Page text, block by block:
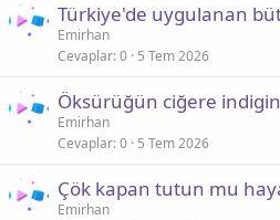
Türkiye'de uygulanan
Emirhan
Cevaplar 0 5 Tem 2026
Öksürüğün ciğere
Emirhan
Cevaplar 0 5 Tem 2026
Çök kapan tutun mu
Emirhan